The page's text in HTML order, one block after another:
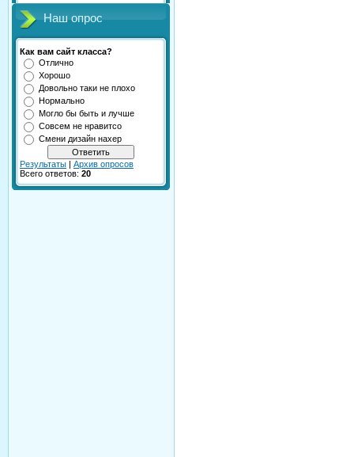
Наш опрос
Как вам сайт класса?
Отлично
Хорошо
Довольно таки не плохо
Нормально
Могло бы быть и лучше
Совсем не нравитсо
Смени дизайн нахер
Результаты
Архив опросов
Всего ответов: 20